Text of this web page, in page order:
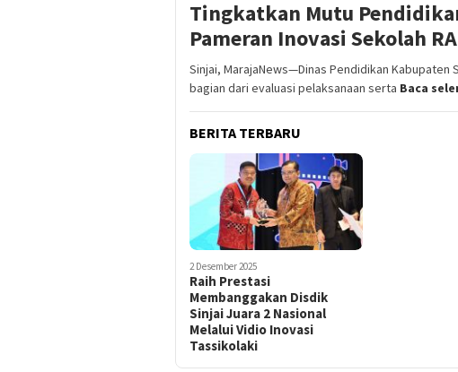
Tingkatkan Mutu
Pameran Inovasi Sekolah
Sinjai, MarajaNews—Dinas Pendidikan
bagian dari evaluasi pelaksanaan serta Baca
BERITA TERBARU
2 Desember 2025
Raih Prestasi
Membanggakan Disdik
Sinjai Juara 2 Nasional
Melalui Vidio Inovasi
Tassikolaki